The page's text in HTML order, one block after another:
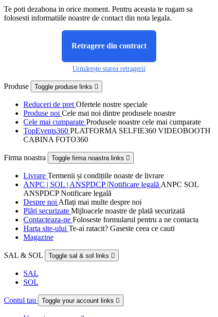
Te poti dezabona in orice moment. Pentru aceasta te rugam sa
folosesti informatiile noastre de contact din nota legala.
Retragere din contract
Urmărește starea retragerii
Produse Toggle produse links 
Reduceri de pret Ofertele nostre speciale
Produse noi Cele mai noi dintre produsele noastre
Cele mai cumparate Produsele noastre cele mai cumparate
TopEvents360 PLATFORMA SELFIE360 VIDEOBOOTH
CABINA FOTO360
Firma noastra Toggle firma noastra links 
Livrare Termenii și condițiile noaste de livrare
ANPC | SOL | ANSPDCP |Notificare legală ANPC SOL
ANSPDCP Notificare legală
Despre noi Aflați mai multe despre noi
Plăți securizate Mijloacele noastre de plată securizată
Contacteaza-ne Foloseste formularul pentru a ne contacta
Harta site-ului Te-ai ratacit? Gaseste ceea ce cauti
Magazine
SAL & SOL Toggle sal & sol links 
SAL
SOL
Contul tau Toggle your account links 